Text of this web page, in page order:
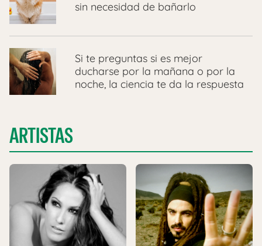
sin necesidad de bañarlo
Si te preguntas si es mejor
ducharse por la mañana o por la
noche, la ciencia te da la respuesta
ARTISTAS